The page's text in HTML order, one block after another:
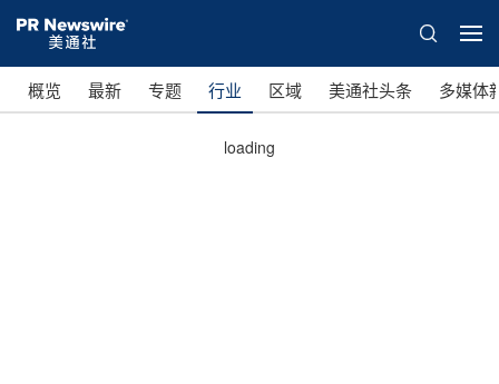
概览 最新 专题 行业 区域 美通社头条 多媒体
loading